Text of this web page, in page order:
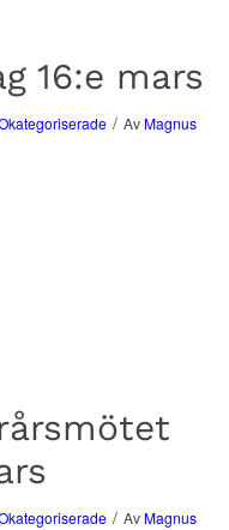
16:e mars
/ Av Magnus
/ Av Magnus